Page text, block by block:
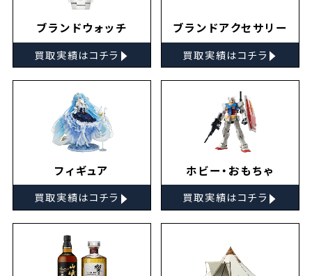
ブランドウォッチ
買取実績はコチラ ▸
ブランドアクセサリー
買取実績はコチラ ▸
フィギュア
買取実績はコチラ ▸
ホビー・おもちゃ
買取実績はコチラ ▸